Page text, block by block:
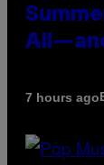
7 hours ago